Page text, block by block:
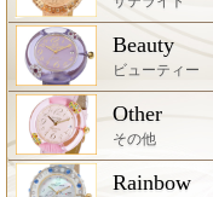
Beauty
ビューティー
Other
その他
Rainbow